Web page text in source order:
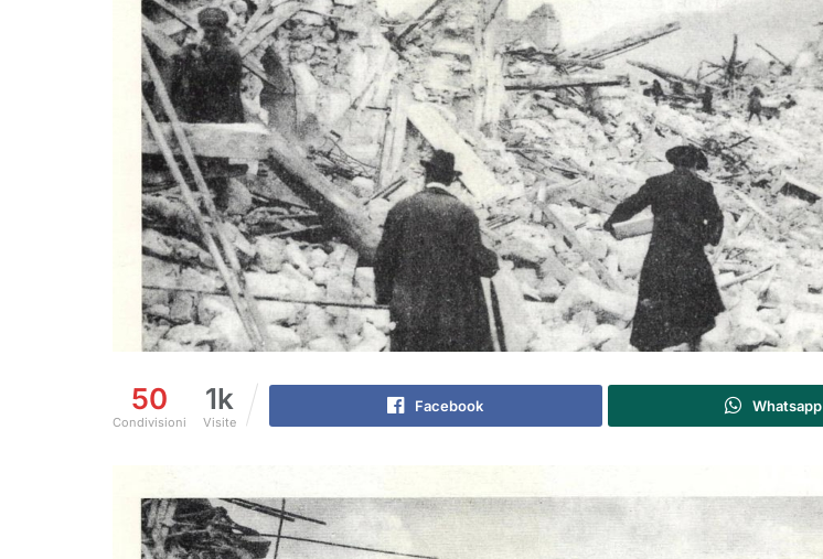
50
Condivisioni
1k
Visite
Facebook Whatsapp